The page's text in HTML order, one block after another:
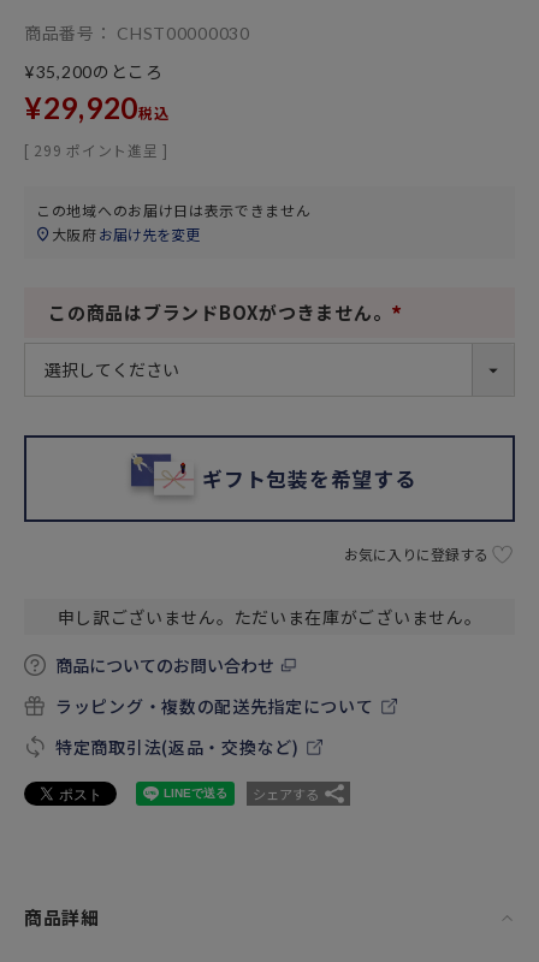
商品番号
CHST00000030
¥35,200のところ
¥29,920税込
[ 299 ポイント進呈 ]
この地域へのお届け日は表示できません
大阪府お届け先を変更
この商品はブランドBOXがつきません。
ギフト包装を希望する
お気に入りに登録する
申し訳ございません。ただいま在庫がございません。
商品についてのお問い合わせ
ラッピング・複数の配送先指定について
特定商取引法(返品・交換など)
シェアする
商品詳細